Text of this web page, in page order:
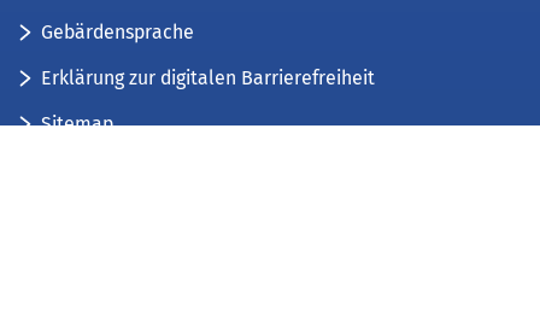
Gebärdensprache
Erklärung zur digitalen Barrierefreiheit
Sitemap